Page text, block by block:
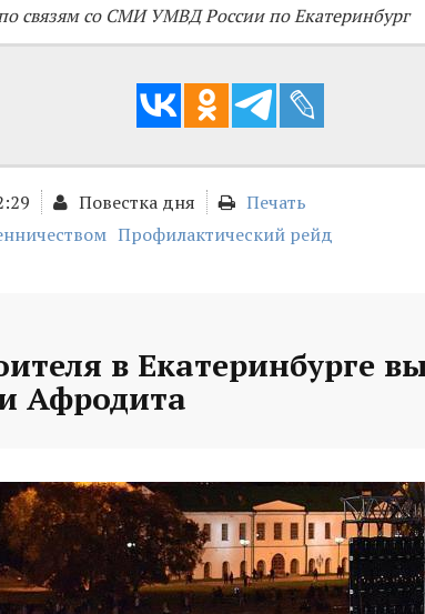
связям со СМИ УМВД России по Екатеринбург
Повестка дня
Печать
Профилактический рейд
в Екатеринбурге
Афродита